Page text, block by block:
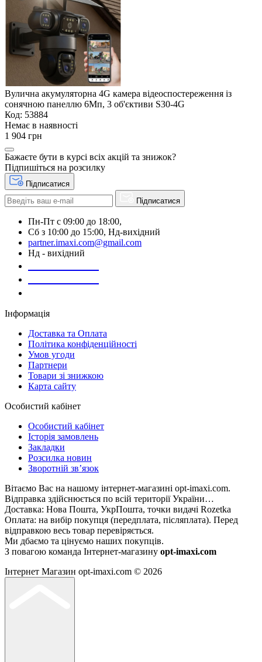
Вулична акумуляторна 4G камера відеоспостереження із
сонячною панеллю 6Мп, 3 об'єктиви S30-4G
Код: 53884
Немає в наявності
1 904 грн
Бажаєте бути в курсі всіх акцій та знижок?
Підпишіться на розсилку
Підписатися
Підписатися
Пн-Пт с 09:00 до 18:00,
Сб з 10:00 до 15:00, Нд-вихідний
partner.imaxi.com@gmail.com
Нд - вихідний
Інформація
Доставка та Оплата
Політика конфіденційності
Умов угоди
Партнери
Товари зі знижкою
Карта сайту
Особистий кабінет
Особистий кабінет
Історія замовлень
Закладки
Розсилка новин
Зворотній зв’язок
Вітаємо Вас на нашому інтернет-магазині opt-imaxi.com.
Відправка здійснюється по всій території України…
Доставка: Нова Пошта, УкрПошта, точки видачі Rozetka
Оплата: на вибір покупця (передплата, післяплата). Перед
відправкою весь товар перевіряється.
Ми дбаємо та цінуємо наших покупців.
З повагою команда Інтернет-магазину opt-imaxi.com
Інтернет Магазин opt-imaxi.com © 2026